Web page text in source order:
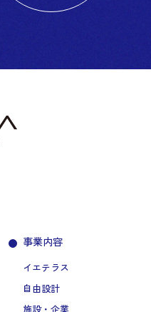
事業内容
イエテラス
自由設計
施設・企業